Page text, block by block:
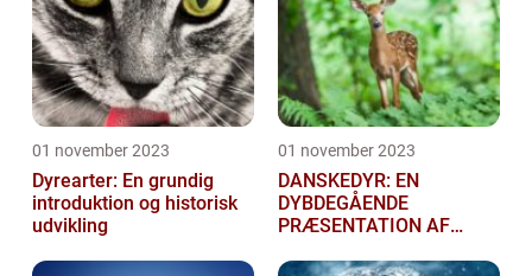
01 november 2023
Dyrearter: En grundig
introduktion og historisk
udvikling
01 november 2023
DANSKEDYR: EN
DYBDEGÅENDE
PRÆSENTATION AF